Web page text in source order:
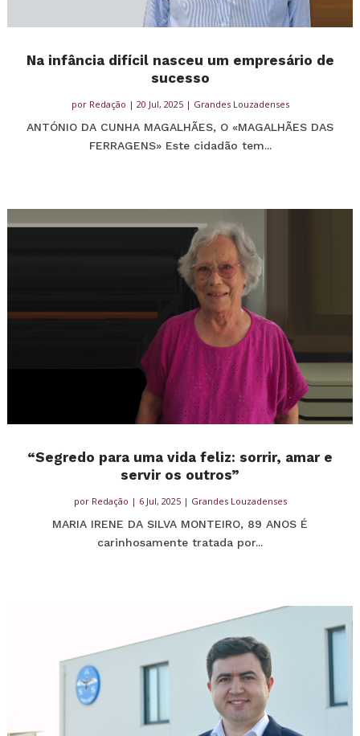
Na infância difícil nasceu um empresário de
sucesso
por Redação | 20 Jul, 2025| Grandes Louzadenses
ANTÓNIO DA CUNHA MAGALHÃES, O «MAGALHÃES DAS
FERRAGENS» Este cidadão tem...
“Segredo para uma vida feliz: sorrir, amar e
servir os outros”
por Redação | 6 Jul, 2025| Grandes Louzadenses
MARIA IRENE DA SILVA MONTEIRO, 89 ANOS É
carinhosamente tratada por...